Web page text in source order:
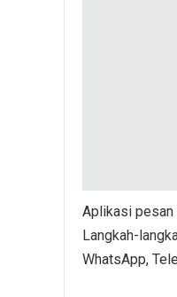
Aplikasi pesan
Langkah-
WhatsApp,